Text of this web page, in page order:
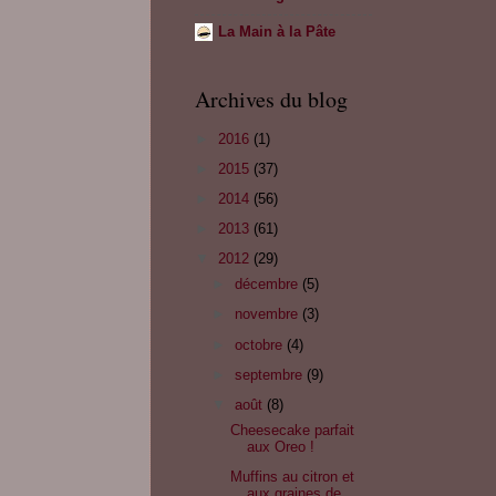
La Main à la Pâte
Archives du blog
2016 (1)
2015 (37)
2014 (56)
2013 (61)
2012 (29)
►décembre (5)
novembre (3)
►octobre (4)
►septembre (9)
▼août (8)
Cheesecake parfait
aux Oreo !
Muffins au citron et